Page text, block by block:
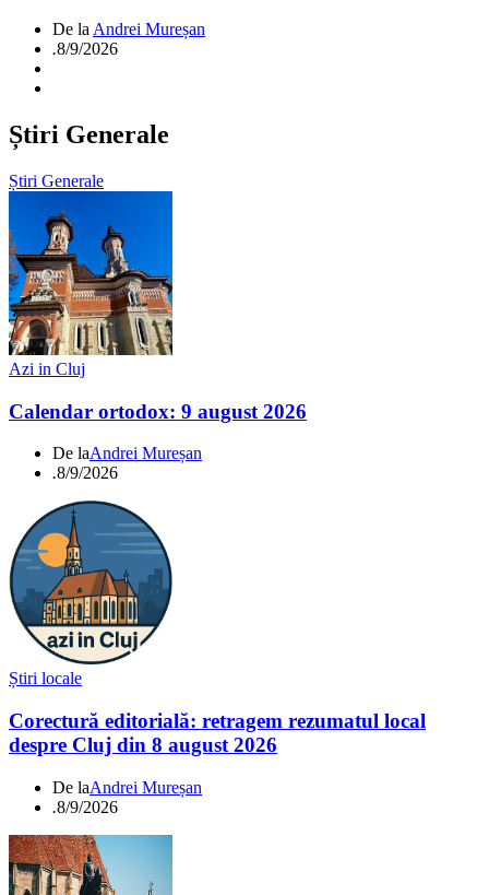
De la Andrei Mureșan
.8/9/2026
Știri Generale
Știri Generale
Azi in Cluj
Calendar ortodox: 9 august 2026
De laAndrei Mureșan
.8/9/2026
Știri locale
Corectură editorială: retragem rezumatul local
despre Cluj din 8 august 2026
De laAndrei Mureșan
.8/9/2026